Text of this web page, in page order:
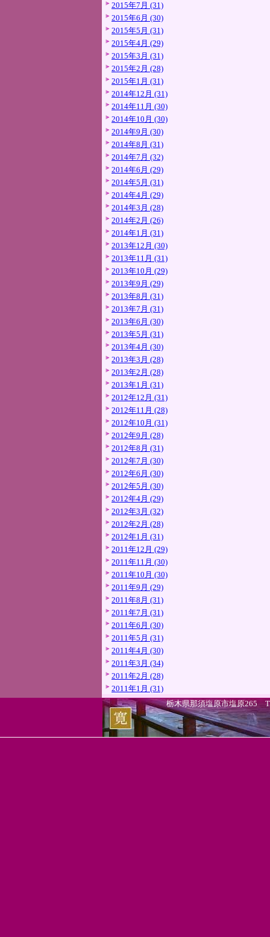
2015年7月 (31)
2015年6月 (30)
2015年5月 (31)
2015年4月 (29)
2015年3月 (31)
2015年2月 (28)
2015年1月 (31)
2014年12月 (31)
2014年11月 (30)
2014年10月 (30)
2014年9月 (30)
2014年8月 (31)
2014年7月 (32)
2014年6月 (29)
2014年5月 (31)
2014年4月 (29)
2014年3月 (28)
2014年2月 (26)
2014年1月 (31)
2013年12月 (30)
2013年11月 (31)
2013年10月 (29)
2013年9月 (29)
2013年8月 (31)
2013年7月 (31)
2013年6月 (30)
2013年5月 (31)
2013年4月 (30)
2013年3月 (28)
2013年2月 (28)
2013年1月 (31)
2012年12月 (31)
2012年11月 (28)
2012年10月 (31)
2012年9月 (28)
2012年8月 (31)
2012年7月 (30)
2012年6月 (30)
2012年5月 (30)
2012年4月 (29)
2012年3月 (32)
2012年2月 (28)
2012年1月 (31)
2011年12月 (29)
2011年11月 (30)
2011年10月 (30)
2011年9月 (29)
2011年8月 (31)
2011年7月 (31)
2011年6月 (30)
2011年5月 (31)
2011年4月 (30)
2011年3月 (34)
2011年2月 (28)
2011年1月 (31)
栃木県那須塩原市塩原265